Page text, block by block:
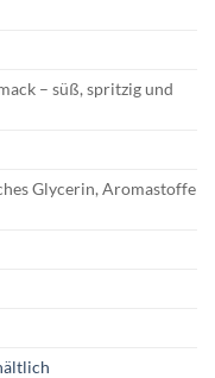
– süß, spritzig und
Glycerin, Aromastoffe